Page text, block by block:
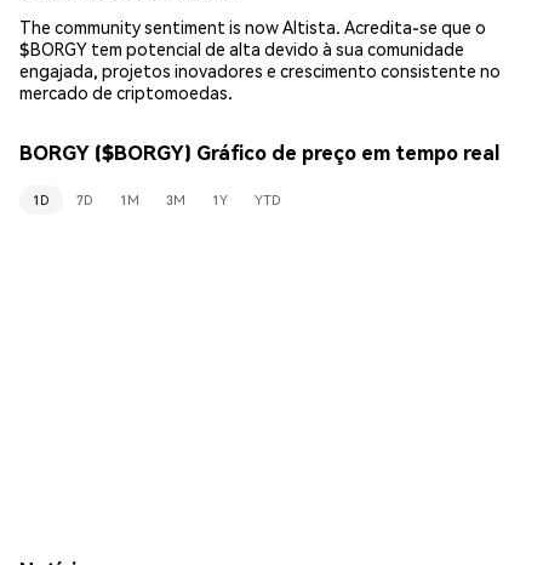
The community sentiment is now Altista. Acredita-se que o
$BORGY tem potencial de alta devido à sua comunidade
engajada, projetos inovadores e crescimento consistente no
mercado de criptomoedas.
BORGY ($BORGY) Gráfico de preço em tempo real
1D 7D 1M 3M 1Y YTD